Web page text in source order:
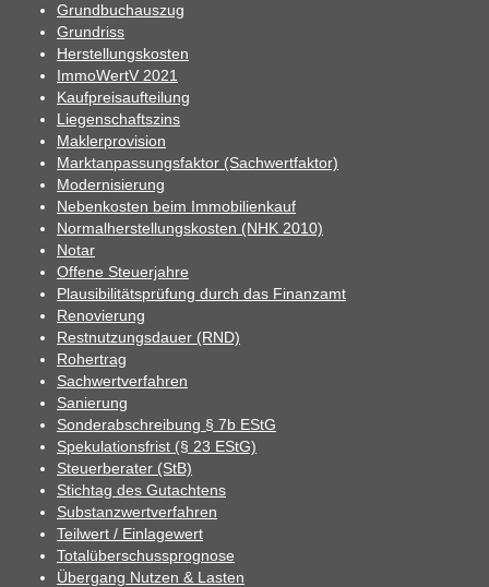
Grundbuchauszug
Grundriss
Herstellungskosten
ImmoWertV 2021
Kaufpreisaufteilung
Liegenschaftszins
Maklerprovision
Marktanpassungsfaktor (Sachwertfaktor)
Modernisierung
Nebenkosten beim Immobilienkauf
Normalherstellungskosten (NHK 2010)
Notar
Offene Steuerjahre
Plausibilitätsprüfung durch das Finanzamt
Renovierung
Restnutzungsdauer (RND)
Rohertrag
Sachwertverfahren
Sanierung
Sonderabschreibung § 7b EStG
Spekulationsfrist (§ 23 EStG)
Steuerberater (StB)
Stichtag des Gutachtens
Substanzwertverfahren
Teilwert / Einlagewert
Totalüberschussprognose
Übergang Nutzen & Lasten